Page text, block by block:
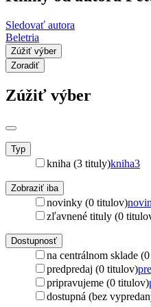
Sledovať autora
Beletria
Zúžiť výber
Zoradiť
Zúžiť výber
Typ
kniha (3 tituly)kniha3
Zobraziť iba
novinky (0 titulov)
zľavnené tituly (0
Dostupnosť
na centrálnom sklade
predpredaj (0 titulov)
pripravujeme (0 titulov)
dostupná (bez